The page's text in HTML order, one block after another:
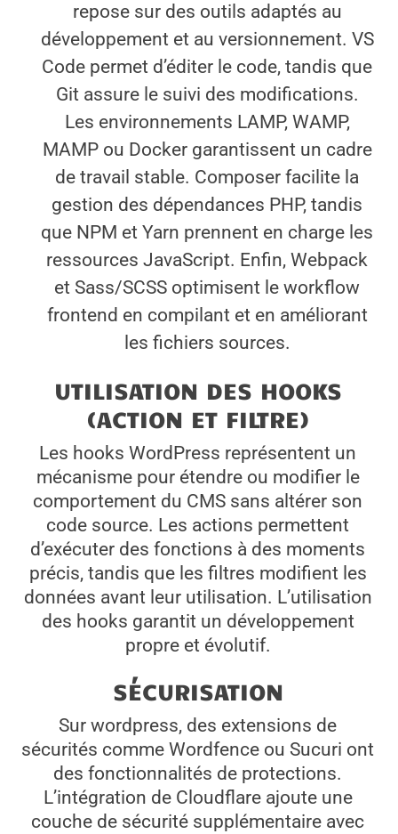
repose sur des outils adaptés au
développement et au versionnement. VS
Code permet d’éditer le code, tandis que
Git assure le suivi des modifications.
Les environnements LAMP, WAMP,
MAMP ou Docker garantissent un cadre
de travail stable. Composer facilite la
gestion des dépendances PHP, tandis
que NPM et Yarn prennent en charge les
ressources JavaScript. Enfin, Webpack
et Sass/SCSS optimisent le workflow
frontend en compilant et en améliorant
les fichiers sources.
UTILISATION DES HOOKS
(ACTION ET FILTRE)
Les hooks WordPress représentent un
mécanisme pour étendre ou modifier le
comportement du CMS sans altérer son
code source. Les actions permettent
d’exécuter des fonctions à des moments
précis, tandis que les filtres modifient les
données avant leur utilisation. L’utilisation
des hooks garantit un développement
propre et évolutif.
SÉCURISATION
Sur wordpress, des extensions de
sécurités comme Wordfence ou Sucuri ont
des fonctionnalités de protections.
L’intégration de Cloudflare ajoute une
couche de sécurité supplémentaire avec